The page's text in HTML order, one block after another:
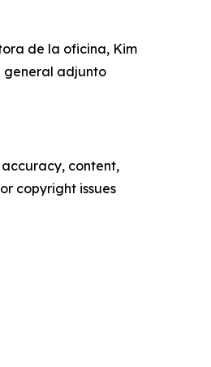
de la oficina, Kim
general adjunto
content,
copyright issues